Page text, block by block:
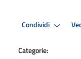
Condividi
Categorie: